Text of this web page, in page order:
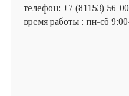
телефон: +7 (81153) 56-
время работы : пн-сб